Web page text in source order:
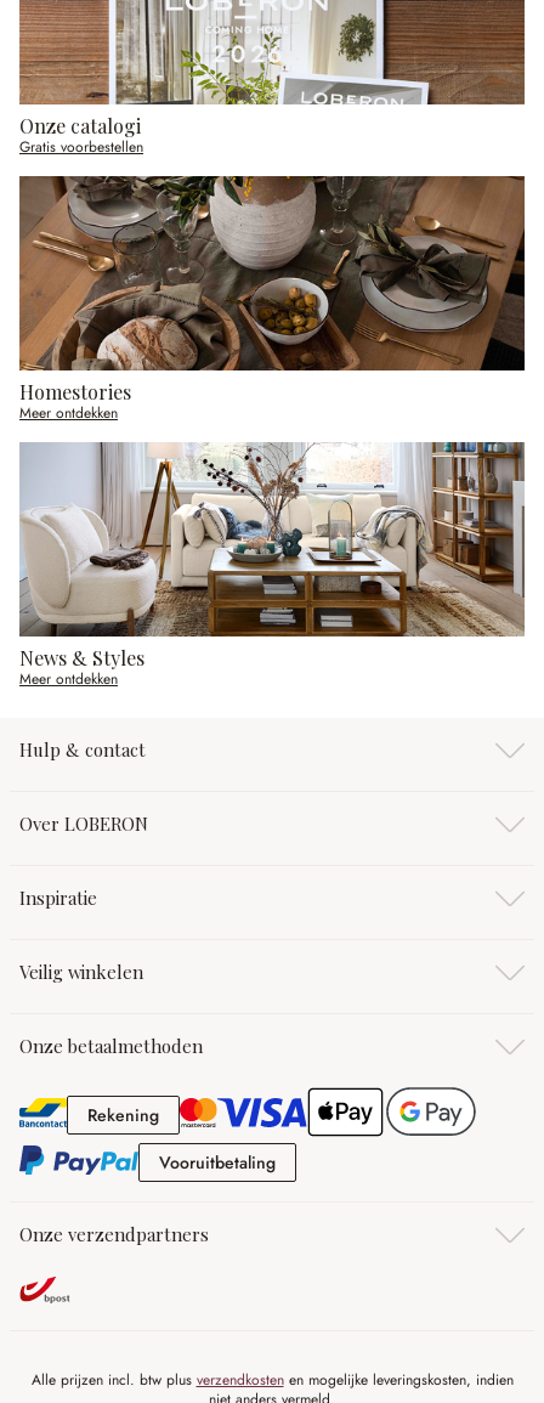
Onze catalogi
Gratis voorbestellen
Homestories
Meer ontdekken
News & Styles
Meer ontdekken
Hulp & contact
Over LOBERON
Inspiratie
Veilig winkelen
Onze betaalmethoden
RekeningRekening
VooruitbetalingVooruitbetaling
Onze verzendpartners
Alle prijzen incl. btw plus verzendkostenen mogelijke leveringskosten, indien